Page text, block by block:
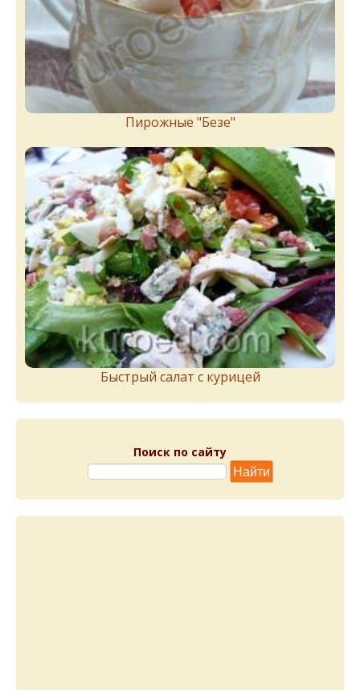
Пирожныe "Бeзe"
Быстрый салат с курицей
Поиск по сайту